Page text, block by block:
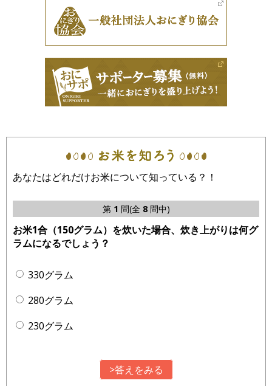
あなたはどれだけお米について知っている？！
第 1 問(全 8問中)
お米1合（150グラム）を炊いた場合、炊き上がりは何グ
ラムになるでしょう？
330グラム
280グラム
230グラム
>答えをみる